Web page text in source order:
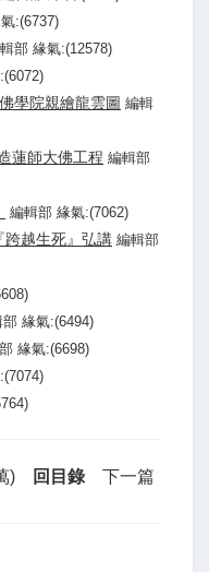
:(6737)
部 緣氣:(12578)
學院親繪龍雲圖 編輯
蓮師大佛工程 編輯部
編輯部 緣氣:(7062)
越生死』弘講 編輯部
部 緣氣:(6494)
緣氣:(6698)
) 回目錄
下一篇